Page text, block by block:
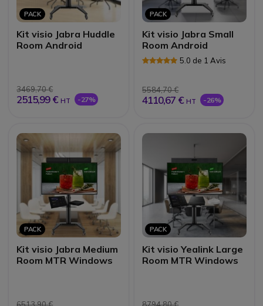
PACK
Kit visio Jabra Huddle
Room Android
3469,70 €
2515,99 € HT -27%
PACK
Kit visio Jabra Small
Room Android
5.0 de 1 Avis
5584,70 €
4110,67 € HT -26%
PACK
Kit visio Jabra Medium
Room MTR Windows
PACK
Kit visio Yealink Large
Room MTR Windows